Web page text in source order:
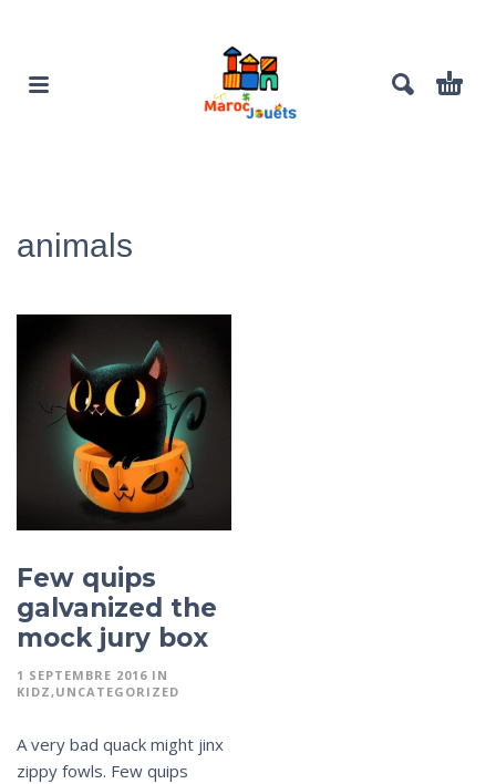
animals
Few quips
galvanized the
mock jury box
1 SEPTEMBRE 2016 IN
KIDZ UNCATEGORIZED
A very bad quack might jinx
zippy fowls. Few quips